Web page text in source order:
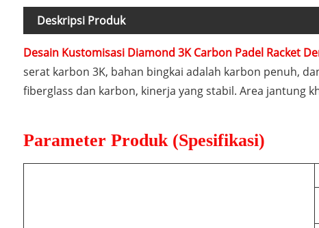
Deskripsi Produk
Desain Kustomisasi Diamond 3K Carbon Padel Racket
serat karbon 3K, bahan bingkai adalah karbon penuh,
fiberglass dan karbon, kinerja yang stabil. Area jantung
Parameter Produk (Spesifikasi)